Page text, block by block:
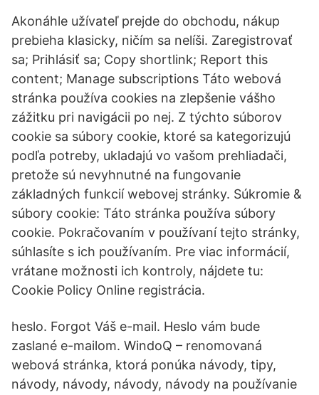
Akonáhle užívateľ prejde do obchodu, nákup
prebieha klasicky, ničím sa nelíši. Zaregistrovať
sa; Prihlásiť sa; Copy shortlink; Report this
content; Manage subscriptions Táto webová
stránka používa cookies na zlepšenie vášho
zážitku pri navigácii po nej. Z týchto súborov
cookie sa súbory cookie, ktoré sa kategorizujú
podľa potreby, ukladajú vo vašom prehliadači,
pretože sú nevyhnutné na fungovanie
základných funkcií webovej stránky. Súkromie &
súbory cookie: Táto stránka používa súbory
cookie. Pokračovaním v používaní tejto stránky,
súhlasíte s ich používaním. Pre viac informácií,
vrátane možnosti ich kontroly, nájdete tu:
Cookie Policy Online registrácia.
heslo. Forgot Váš e-mail. Heslo vám bude
zaslané e-mailom. WindoQ – renomovaná
webová stránka, ktorá ponúka návody, tipy,
návody, návody, návody, návody na používanie